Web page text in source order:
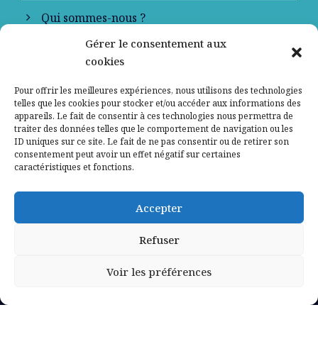
Gérer le consentement aux
cookies
Pour offrir les meilleures expériences, nous utilisons des technologies
telles que les cookies pour stocker et/ou accéder aux informations des
appareils. Le fait de consentir à ces technologies nous permettra de
traiter des données telles que le comportement de navigation ou les
ID uniques sur ce site. Le fait de ne pas consentir ou de retirer son
consentement peut avoir un effet négatif sur certaines
caractéristiques et fonctions.
Accepter
Refuser
Voir les préférences
Qui sommes-nous ?
Contactez-nous
Mentions légales
Politique de confidentialité